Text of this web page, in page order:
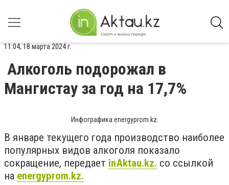
11:04, 18 марта 2024 г.
Алкоголь подорожал в
Мангистау за год на 17,7%
Инфографика:energyprom.kz.
В январе текущего года производство наиболее
популярных видов алкоголя показало
сокращение, передает inAktau.kz. со ссылкой
на energyprom.kz.